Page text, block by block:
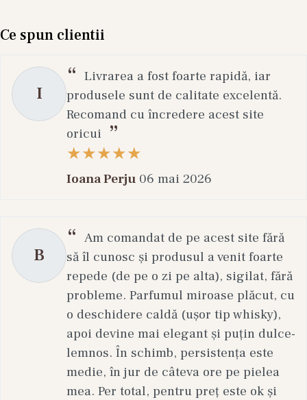
Ce spun clientii
I
Livrarea a fost foarte rapidă, iar
produsele sunt de calitate excelentă.
Recomand cu încredere acest site
oricui
Ioana Perju 06 mai 2026
B
Am comandat de pe acest site fără
să îl cunosc și produsul a venit foarte
repede (de pe o zi pe alta), sigilat, fără
probleme. Parfumul miroase plăcut, cu
o deschidere caldă (ușor tip whisky),
apoi devine mai elegant și puțin dulce-
lemnos. În schimb, persistența este
medie, în jur de câteva ore pe pielea
mea. Per total, pentru preț este ok și